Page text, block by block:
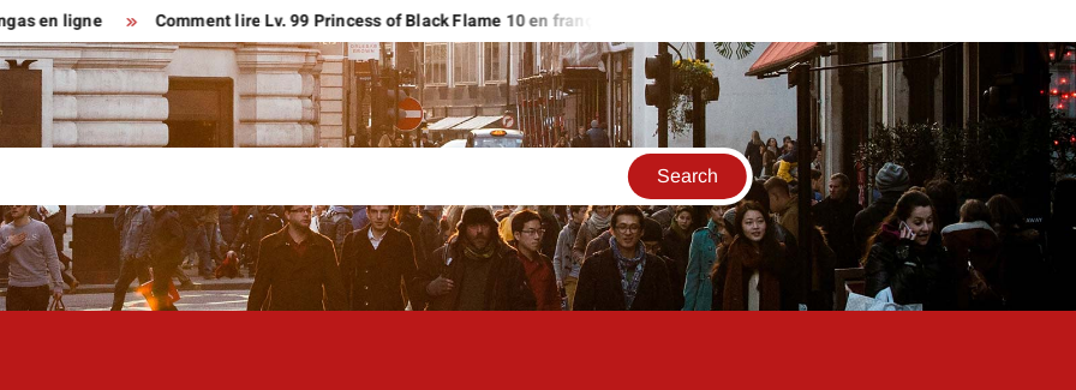
Comment lire Lv. 99 Princess of Black Flame 10 en français rapidement ?